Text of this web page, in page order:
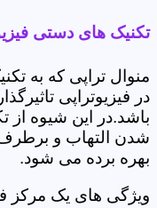
تکنیک های دستی
منوال تراپی که به
در فیزیوتراپی
باشد.در این شیوه از
شدن التهاب و
بهره برده می شود.
ویژگی های یک مرکز